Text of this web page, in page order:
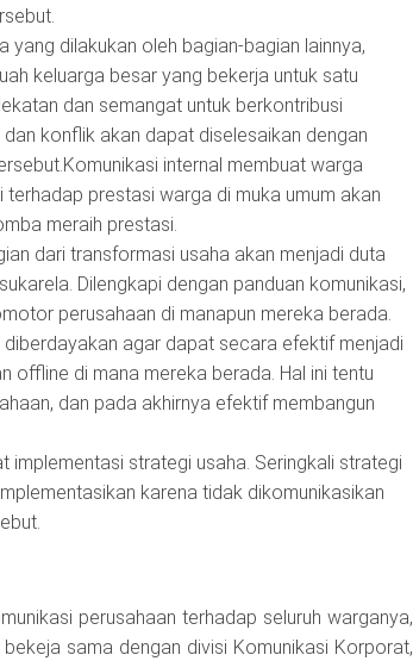
dilakukan oleh bagian-bagian lainnya,
keluarga besar yang bekerja untuk satu
dan semangat untuk berkontribusi
konflik akan dapat diselesaikan dengan
internal membuat warga
prestasi warga di muka umum akan
meraih prestasi.
dari transformasi usaha akan menjadi duta
Dilengkapi dengan panduan komunikasi,
perusahaan di manapun mereka berada.
diberdayakan agar dapat secara efektif menjadi
offline di mana mereka berada. Hal ini tentu
dan pada akhirnya efektif membangun
implementasi strategi usaha. Seringkali strategi
karena tidak dikomunikasikan
perusahaan terhadap seluruh warganya,
bekeja sama dengan divisi Komunikasi Korporat,